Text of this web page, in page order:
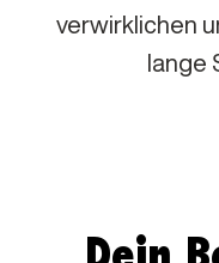
verwirklichen
lange